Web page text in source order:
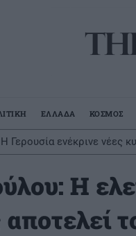
ΕΛΛΑΔΑ ΚΟΣΜΟΣ
Γερουσία ενέκρινε νέες
Η